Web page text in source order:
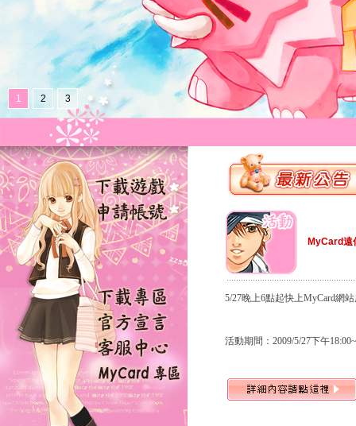
1 2 3
MyCard遠
5/27晚上6點起快上MyCard網
活動期間：2009/5/27下午